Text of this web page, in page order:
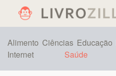
Alimento Ciências Educação
Internet
Saúde